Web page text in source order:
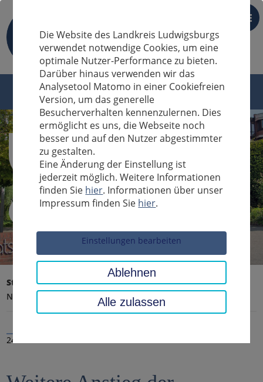
DE
Sucheingabe
Startseite Landratsamt, Landkreis
Aktuelles
Nachrichten
24.03.2020
Die Website des Landkreis Ludwigsburgs
verwendet notwendige Cookies, um eine
optimale Nutzer-Performance zu bieten.
Darüber hinaus verwenden wir das
Analysetool Matomo in einer Cookiefreien
Version, um das generelle
Besucherverhalten kennenzulernen. Dies
ermöglicht es uns, die Webseite noch
besser und auf den Nutzer abgestimmter
zu gestalten.
Eine Änderung der Einstellung ist
jederzeit möglich. Weitere Informationen
finden Sie hier. Informationen über unser
Impressum finden Sie hier.
Einstellungen bearbeiten
Ablehnen
Alle zulassen